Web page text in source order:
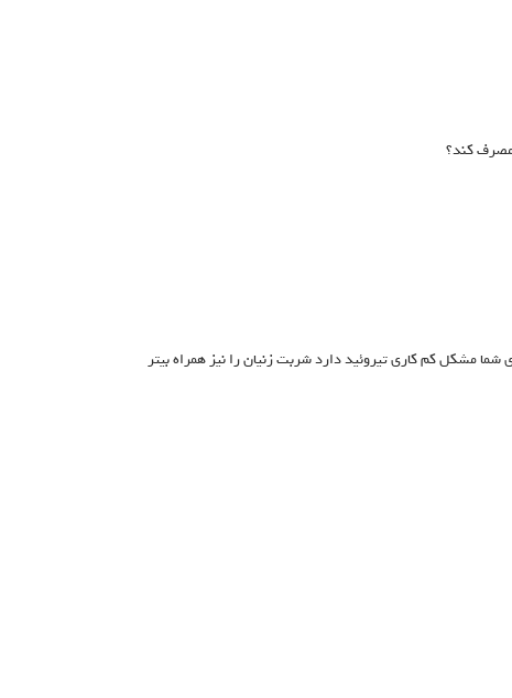
مشکل کم کاری تیروئید دارد شربت زنیان را نیز همراه بیتر